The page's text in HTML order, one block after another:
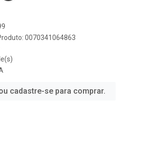
0070341064863
cadastre-se para comprar.